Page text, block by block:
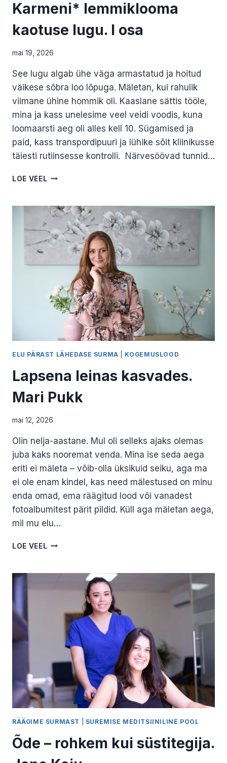
Karmeni* lemmiklooma
kaotuse lugu. I osa
mai 19, 2026
See lugu algab ühe väga armastatud ja hoitud
väikese sõbra loo lõpuga. Mäletan, kui rahulik
viimane ühine hommik oli. Kaaslane sättis tööle,
mina ja kass unelesime veel veidi voodis, kuna
loomaarsti aeg oli alles kell 10. Sügamised ja
paid, kass transpordipuuri ja lühike sõit kliinikusse
täiesti rutiinsesse kontrolli. Närvesöövad tunnid…
LOE VEEL KARMENI*
LUGU.
OSA
ELU PÄRAST LÄHEDASE SURMA KOGEMUSLOOD
Lapsena leinas kasvades.
Mari Pukk
mai 12, 2026
Olin nelja-aastane. Mul oli selleks ajaks olemas
juba kaks nooremat venda. Mina ise seda aega
eriti ei mäleta – võib-olla üksikuid seiku, aga ma
ei ole enam kindel, kas need mälestused on minu
enda omad, ema räägitud lood või vanadest
fotoalbumitest pärit pildid. Küll aga mäletan aega,
mil mu elu…
LOE VEEL LAPSENA
MARI
RÄÄGIME SURMAST SUREMISE MEDITSIINILINE POOL
Õde – rohkem kui süstitegija.